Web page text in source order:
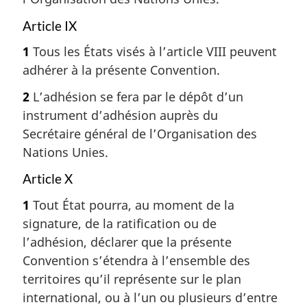
Article IX
1 Tous les États visés à l’article VIII peuvent
adhérer à la présente Convention.
2 L’adhésion se fera par le dépôt d’un
instrument d’adhésion auprès du
Secrétaire général de l’Organisation des
Nations Unies.
Article X
1 Tout État pourra, au moment de la
signature, de la ratification ou de
l’adhésion, déclarer que la présente
Convention s’étendra à l’ensemble des
territoires qu’il représente sur le plan
international, ou à l’un ou plusieurs d’entre